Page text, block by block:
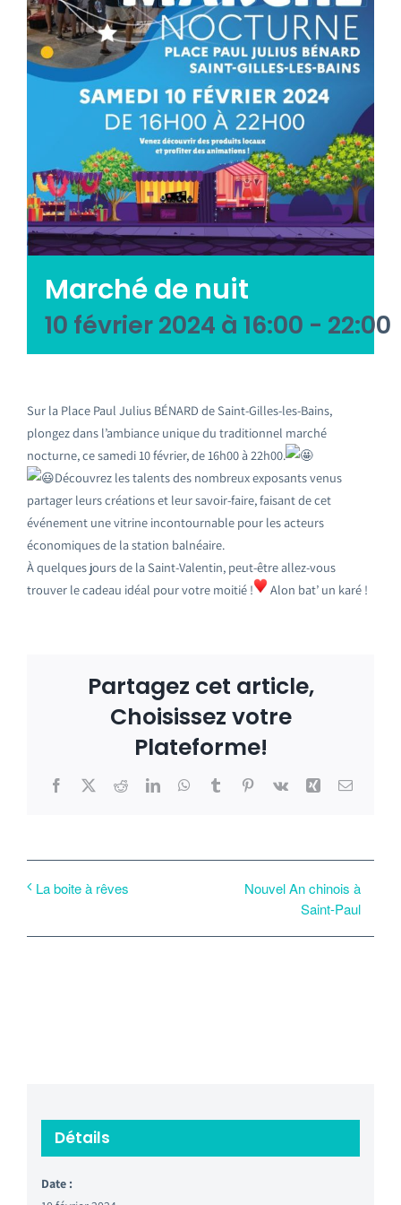
Emploi tourisme
Contact
Marché de nuit
10 février 2024 à 16:00 - 22:00
Sur la Place Paul Julius BÉNARD de Saint-Gilles-les-Bains,
plongez dans l’ambiance unique du traditionnel marché
nocturne, ce samedi 10 février, de 16h00 à 22h00.
Découvrez les talents des nombreux exposants venus
partager leurs créations et leur savoir-faire, faisant de cet
événement une vitrine incontournable pour les acteurs
économiques de la station balnéaire.
À quelques jours de la Saint-Valentin, peut-être allez-vous
trouver le cadeau idéal pour votre moitié !
Alon bat’ un karé !
Partagez cet article,
Choisissez votre
Plateforme!
Facebook
X RedditLinkedInWhatsApp
TumblrPinterest
Vk Xing Email
La boite à rêves
Nouvel An chinois à
Saint-Paul
Détails
Date :